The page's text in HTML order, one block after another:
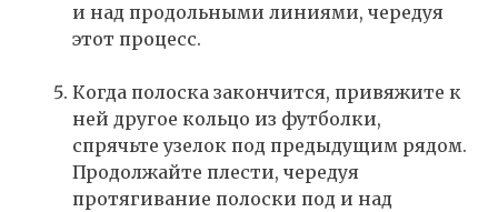
и над продольными линиями, чередуя
этот процесс.
Когда полоска закончится, привяжите к
ней другое кольцо из футболки,
спрячьте узелок под предыдущим рядом.
Продолжайте плести, чередуя
протягивание полоски под и над